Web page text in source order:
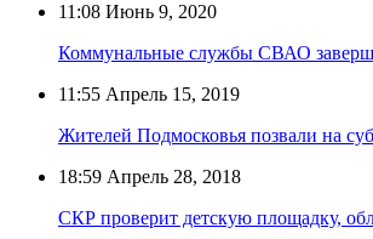
11:08 Июнь 9, 2020
Коммунальные службы СВАО
11:55 Апрель 15, 2019
Жителей Подмосковья позвали на
18:59 Апрель 28, 2018
СКР проверит детскую площадку,